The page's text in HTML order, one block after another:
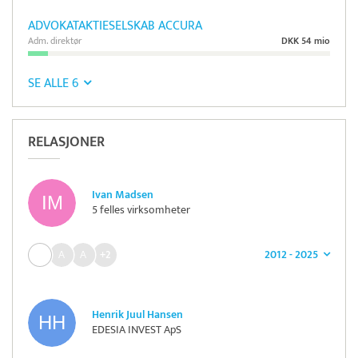
ADVOKATAKTIESELSKAB ACCURA
DKK 54 mio
Adm. direktør
SE ALLE 6
RELASJONER
Ivan Madsen
5 felles virksomheter
2012 - 2025
+2
Henrik Juul Hansen
EDESIA INVEST ApS